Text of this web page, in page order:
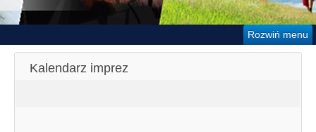
Rozwiń menu
Kalendarz imprez